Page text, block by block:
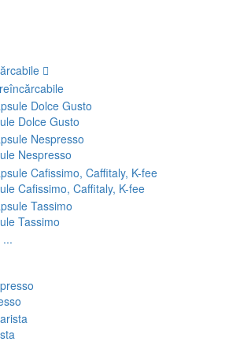
Dolce Gusto
Nespresso
Cafissimo, Caffitaly, K-fee
Tassimo